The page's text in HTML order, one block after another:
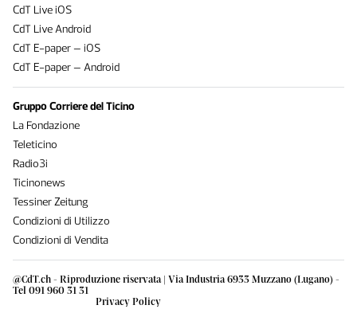
@CdT.ch - Riproduzione riservata | Via Industria 6933 Muzzano (Lugano) -
Tel 091 960 31 31
Privacy Policy
CdT Live iOS
CdT Live Android
CdT E-paper – iOS
CdT E-paper – Android
Gruppo Corriere del Ticino
La Fondazione
Teleticino
Radio3i
Ticinonews
Tessiner Zeitung
Condizioni di Utilizzo
Condizioni di Vendita